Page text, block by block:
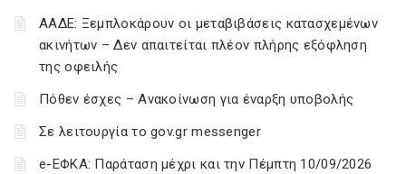
ΑΑΔΕ: Ξεμπλοκάρουν οι μεταβιβάσεις κατασχεμένων
ακινήτων – Δεν απαιτείται πλέον πλήρης εξόφληση
της οφειλής
Πόθεν έσχες – Ανακοίνωση για έναρξη υποβολής
Σε λειτουργία το gov.gr messenger
e-ΕΦΚΑ: Παράταση μέχρι και την Πέμπτη 10/09/2026